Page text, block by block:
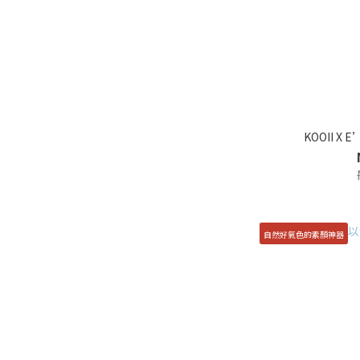
KOOII X
自然好氣色的素顏神器